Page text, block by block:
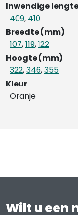
Inwendige
409, 410
Breedte (mm)
107,119,122
Hoogte (mm)
322,346,355
Kleur
Oranje
Wilt u een